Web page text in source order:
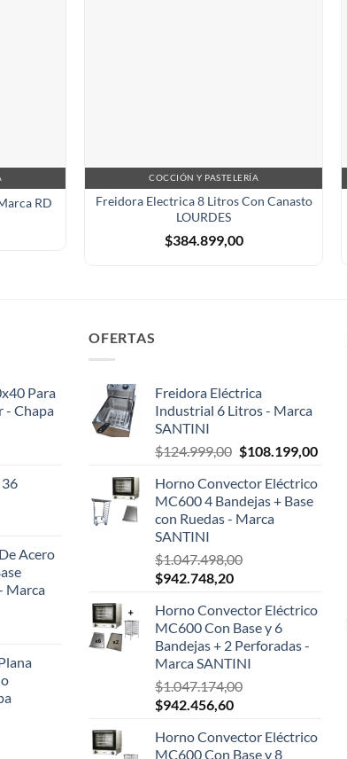
RD
COCCIÓN Y PASTELERÍA
Freidora Electrica 8 Litros Con Canasto
LOURDES
$384.899,00
Para
- Chapa
Acero
Marca
OFERTAS
Freidora Eléctrica
Industrial 6 Litros - Marca
SANTINI
$124.999,00 El
original
era:
$124.999,00.
$108.199,00El
actual
Horno Convector Eléctrico
MC600 4 Bandejas + Base
con Ruedas - Marca
SANTINI
$1.047.498,00
El
original
era:
$1.047.498,00.
$942.748,20El
actual
es:
$942.748,20.
Horno Convector Eléctrico
MC600 Con Base y 6
Bandejas + 2 Perforadas -
Marca SANTINI
$1.047.174,00
El
original
$942.456,60El
actual
Horno Convector Eléctrico
MC600 Con Base y 8